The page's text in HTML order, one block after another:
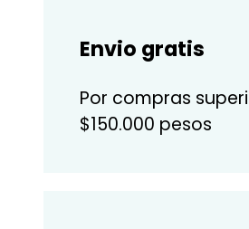
Envio gratis
Por compras
$150.000 pesos